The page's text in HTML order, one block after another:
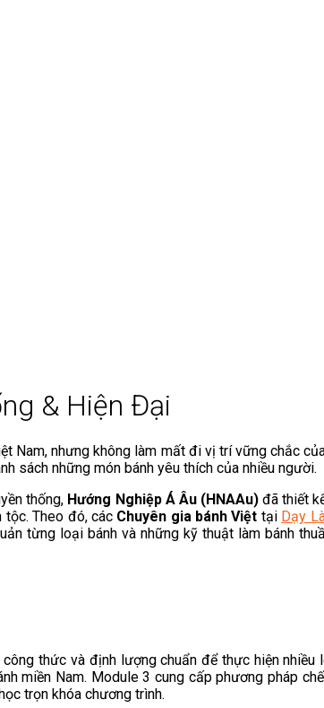
& Hiện Đại
Nam, nhưng không làm mất đi vị trí vững chắc
sách những món bánh yêu thích của nhiều người.
thống, Hướng Nghiệp Á Âu (HNAAu)đã thiết
tộc. Theo đó, các Chuyên gia bánh Việt tại Dạy
từng loại bánh và những kỹ thuật làm bánh
thức và định lượng chuẩn để thực hiện
miền Nam. Module 3 cung cấp phương pháp
trọn khóa chương trình.